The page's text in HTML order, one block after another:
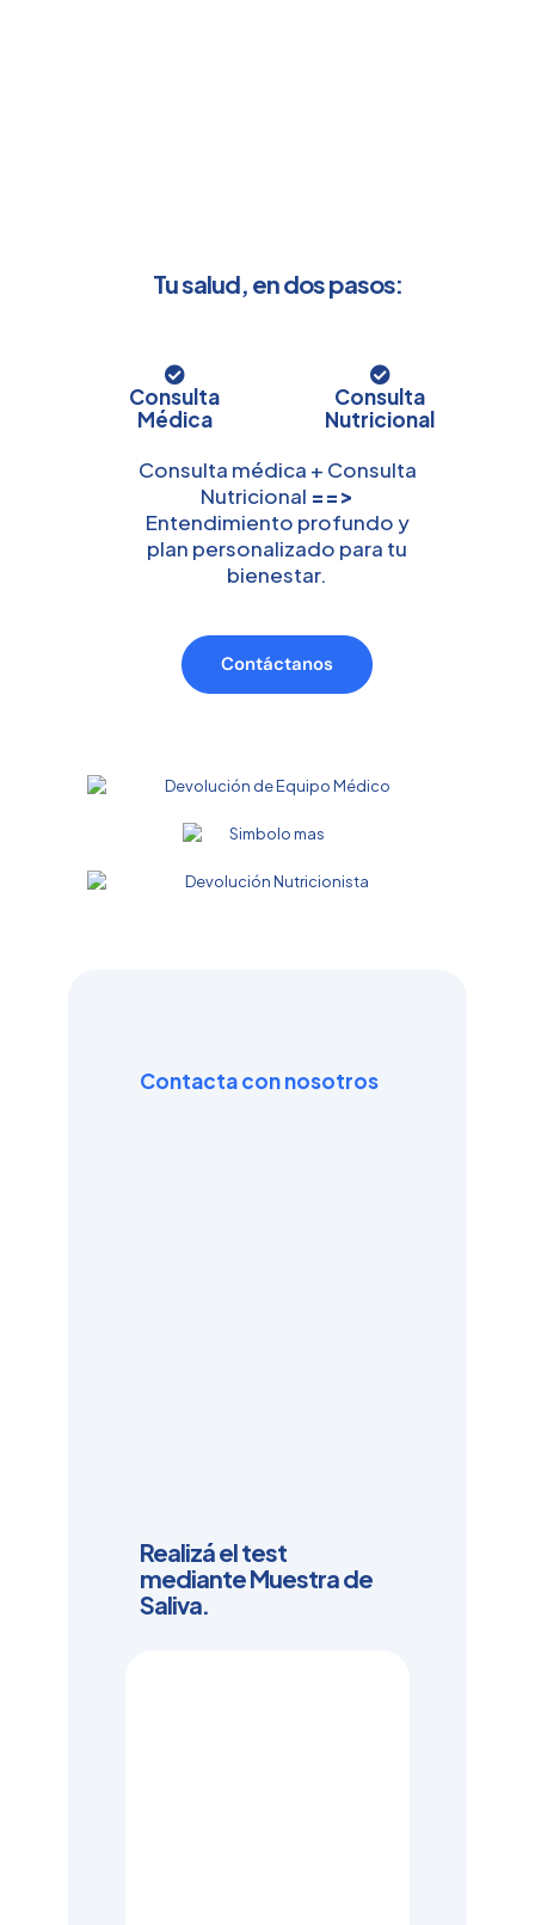
Tu salud, en dos pasos:
Consulta
Médica
Consulta
Nutricional
Consulta médica + Consulta
Nutricional ==>
Entendimiento profundo y
plan personalizado para tu
bienestar.
Contáctanos
Contacta con nosotros
Realizá el test
mediante Muestra de
Saliva.